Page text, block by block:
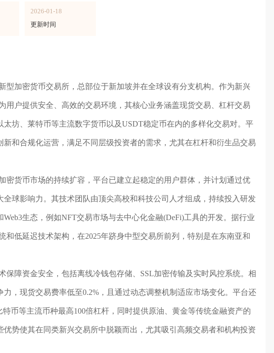
2026-01-18
更新时间
型加密货币交易所，总部位于新加坡并在全球设有分支机构。作为新兴
用户提供安全、高效的交易环境，其核心业务涵盖现货交易、杠杆交易
坊、莱特币等主流数字货币以及USDT稳定币在内的多样化交易对。平
和合规化运营，满足不同层级投资者的需求，尤其在杠杆和衍生品交易
密货币市场的持续扩容，平台已建立起稳定的用户群体，并计划通过优
球影响力。其技术团队由顶尖高校和科技公司人才组成，持续投入研发
生态，例如NFT交易市场与去中心化金融(DeFi)工具的开发。据行业
和低延迟技术架构，在2025年跻身中型交易所前列，特别是在东南亚和
保障资金安全，包括离线冷钱包存储、SSL加密传输及实时风控系统。相
，现货交易费率低至0.2%，且通过动态调整机制适应市场变化。平台还
币等主流币种最高100倍杠杆，同时提供原油、黄金等传统金融资产的
势使其在同类新兴交易所中脱颖而出，尤其吸引高频交易者和机构投资